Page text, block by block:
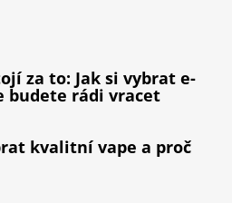
za to: Jak si vybrat e-
budete rádi vracet
kvalitní vape a proč